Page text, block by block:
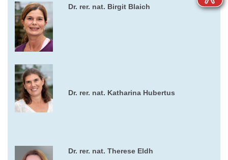
Dr. rer. nat. Birgit Blaich
Dr. rer. nat. Katharina Hubertus
Dr. rer. nat. Therese Eldh